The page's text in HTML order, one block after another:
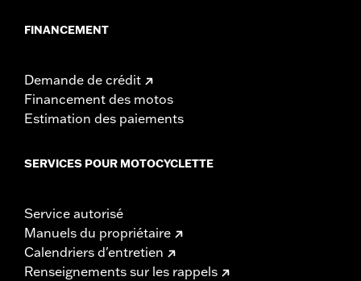
FINANCEMENT
Demande de crédit
Financement des motos
Estimation des paiements
SERVICES POUR MOTOCYCLETTE
Service autorisé
Manuels du propriétaire
Calendriers d'entretien
Renseignements sur les rappels